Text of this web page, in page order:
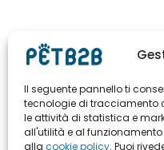
Il seguente pannello ti
tecnologie di tracciamento
le attività di statistica e
all'utilità e al
alla cookie policy. Puoi